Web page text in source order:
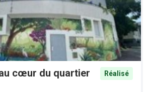
cœur du quartier
Réalisé